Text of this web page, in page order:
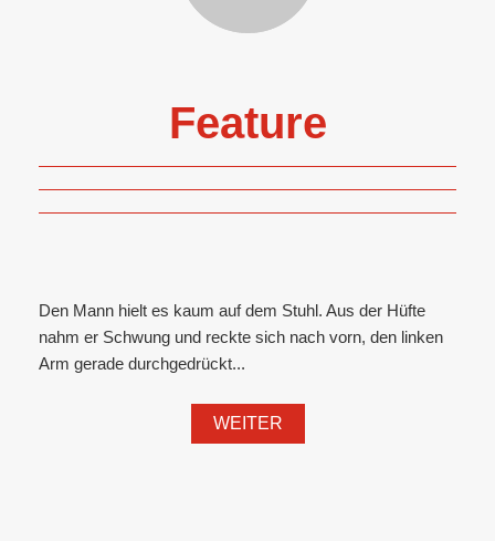
Feature
Den Mann hielt es kaum auf dem Stuhl. Aus der Hüfte
nahm er Schwung und reckte sich nach vorn, den linken
Arm gerade durchgedrückt...
WEITER